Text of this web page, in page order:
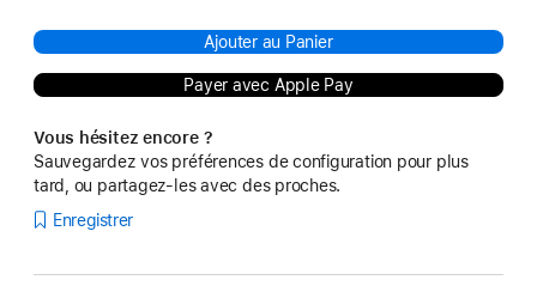
Ajouter au Panier
Payer avec Apple Pay
Vous hésitez encore ?
Sauvegardez vos préférences de configuration pour plus
tard, ou partagez-les avec des proches.
Enregistrer